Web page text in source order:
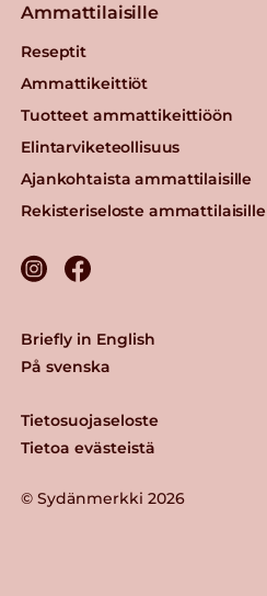
Ammattilaisille
Reseptit
Ammattikeittiöt
Tuotteet ammattikeittiöön
Elintarviketeollisuus
Ajankohtaista ammattilaisille
Rekisteriseloste ammattilaisille
© Sydänmerkki 2026
Tietosuojaseloste
Tietoa evästeistä
Briefly in English
På svenska